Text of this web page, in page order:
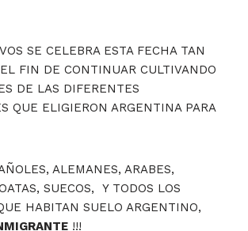
SE CELEBRA ESTA FECHA TAN
FIN DE CONTINUAR CULTIVANDO
DE LAS DIFERENTES
QUE ELIGIERON ARGENTINA PARA
ALEMANES, ARABES,
SUECOS, Y TODOS LOS
HABITAN SUELO ARGENTINO,
!!!